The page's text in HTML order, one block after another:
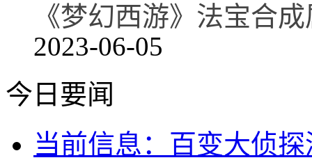
《梦幻西游》法宝合
2023-06-05
今日要闻
当前信息：百变大侦